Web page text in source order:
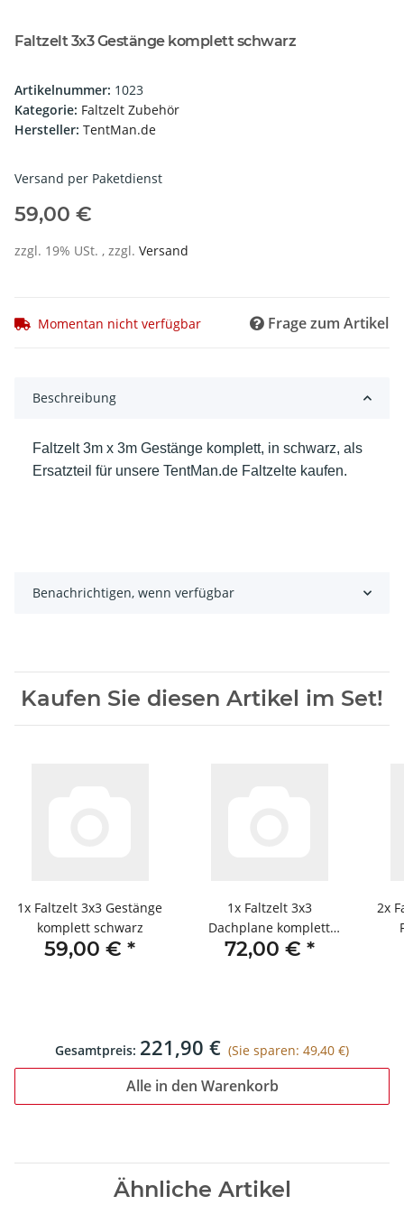
Faltzelt 3x3 Gestänge komplett schwarz
Artikelnummer: 1023
Kategorie: Faltzelt Zubehör
Hersteller: TentMan.de
Versand per Paketdienst
59,00 €
zzgl. 19% USt. , zzgl. Versand
Momentan nicht verfügbar Frage zum Artikel
Beschreibung
Faltzelt 3m x 3m Gestänge komplett, in schwarz, als
Ersatzteil für unsere TentMan.de Faltzelte kaufen.
Benachrichtigen, wenn verfügbar
Kaufen Sie diesen Artikel im Set!
1x Faltzelt 3x3 Gestänge
komplett schwarz
59,00 € *
1x Faltzelt 3x3
Dachplane komplett
schwarz
72,00 € *
2x
Gesamtpreis: 221,90 € (Sie sparen: 49,40 €)
Alle in den Warenkorb
Ähnliche Artikel